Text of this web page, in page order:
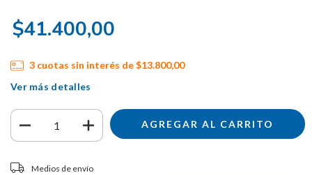
$41.400,00
3 cuotas sin interés de$13.800,00
Ver más detalles
Entregas para el CP:
Medios de envío